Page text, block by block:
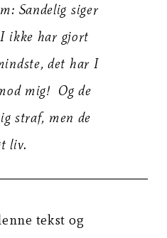
Sandelig siger
ikke har gjort
det har I
mig! Og de
straf, men de
liv.
tekst og